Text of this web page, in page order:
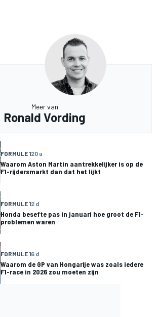
Meer van
Ronald Vording
FORMULE 120 u
Waarom Aston Martin aantrekkelijker is op de
F1-rijdersmarkt dan dat het lijkt
FORMULE 12 d
Honda besefte pas in januari hoe groot de F1-
problemen waren
FORMULE 16 d
Waarom de GP van Hongarije was zoals iedere
F1-race in 2026 zou moeten zijn